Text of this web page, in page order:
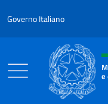
Governo Italiano
Intestazione
e